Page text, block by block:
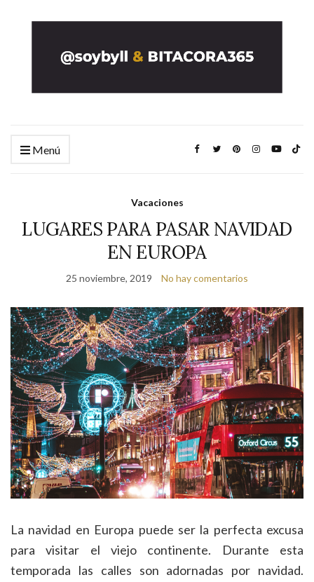
Menú
Vacaciones
LUGARES PARA PASAR NAVIDAD
EN EUROPA
25 noviembre, 2019 No hay comentarios
La navidad en Europa puede ser la perfecta excusa
para visitar el viejo continente. Durante esta
temporada las calles son adornadas por navidad.